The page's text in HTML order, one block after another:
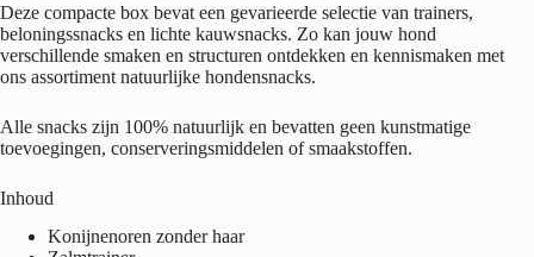
Deze compacte box bevat een gevarieerde selectie van trainers,
beloningssnacks en lichte kauwsnacks. Zo kan jouw hond
verschillende smaken en structuren ontdekken en kennismaken met
ons assortiment natuurlijke hondensnacks.
Alle snacks zijn 100% natuurlijk en bevatten geen kunstmatige
toevoegingen, conserveringsmiddelen of smaakstoffen.
Inhoud
Konijnenoren zonder haar